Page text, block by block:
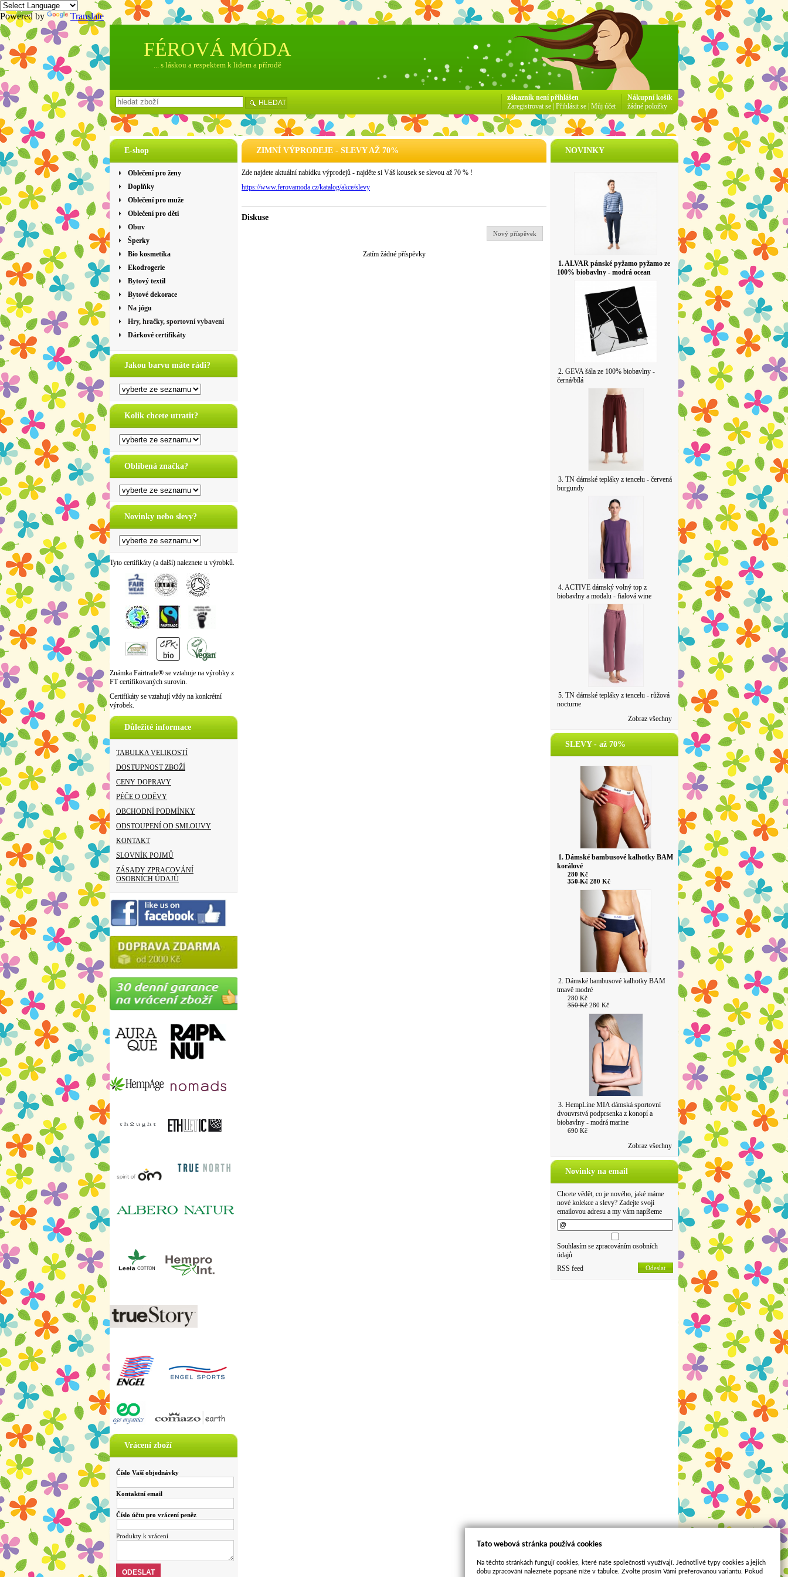
Powered by Translate
E-shop
Oblečení pro ženy
Doplňky
Oblečení pro muže
Oblečení pro děti
Obuv
Šperky
Bio kosmetika
Ekodrogerie
Bytový textil
Bytové dekorace
Na jógu
Hry, hračky, sportovní vybavení
Dárkové certifikáty
Jakou barvu máte rádi?
Kolik chcete utratit?
Oblíbená značka?
Novinky nebo slevy?
Tyto certifikáty (a další) naleznete u výrobků.
Známka Fairtrade® se vztahuje na výrobky z
FT certifikovaných surovin.
Certifikáty se vztahují vždy na konkrétní
výrobek.
Důležité informace
TABULKA VELIKOSTÍ
DOSTUPNOST ZBOŽÍ
CENY DOPRAVY
PÉČE O ODĚVY
OBCHODNÍ PODMÍNKY
ODSTOUPENÍ OD SMLOUVY
KONTAKT
SLOVNÍK POJMŮ
ZÁSADY ZPRACOVÁNÍ
OSOBNÍCH ÚDAJŮ
Vrácení zboží
Číslo Vaší objednávky
Kontaktní email
Číslo účtu pro vrácení peněz
Produkty k vrácení
ZIMNÍ VÝPRODEJE - SLEVY AŽ 70%
Zde najdete aktuální nabídku výprodejů - najděte si Váš kousek se slevou až 70 % !
https://www.ferovamoda.cz/katalog/akce/slevy
Diskuse
Nový příspěvek
Zatím žádné příspěvky
NOVINKY
1. ALVAR pánské pyžamo pyžamo ze
100% biobavlny - modrá ocean
2. GEVA šála ze 100% biobavlny -
černá/bílá
3. TN dámské tepláky z tencelu - červená
burgundy
4. ACTIVE dámský volný top z
biobavlny a modalu - fialová wine
5. TN dámské tepláky z tencelu - růžová
nocturne
Zobraz všechny
SLEVY - až 70%
1. Dámské bambusové kalhotky BAM
korálové
280 Kč
350 Kč 280 Kč
2. Dámské bambusové kalhotky BAM
tmavě modré
280 Kč
350 Kč 280 Kč
3. HempLine MIA dámská sportovní
dvouvrstvá podprsenka z konopí a
biobavlny - modrá marine
690 Kč
Zobraz všechny
Novinky na email
Chcete vědět, co je nového, jaké máme
nové kolekce a slevy? Zadejte svoji
emailovou adresu a my vám napíšeme
Souhlasím se zpracováním osobních
údajů
Odeslat
RSS feed
FÉROVÁ MÓDA
... s láskou a respektem k lidem a přírodě
HLEDAT
Nákupní košík
žádné položky
zákazník není přihlášen
Zaregistrovat se Přihlásit se Můj účet
Tato webová stránka používá cookies
Na těchto stránkách fungují cookies, které naše společnosti využívají. Jednotlivé typy cookies a jejich
dobu zpracování naleznete popsané níže v tabulce. Zvolte prosím Vámi preferovanou variantu. Pokud